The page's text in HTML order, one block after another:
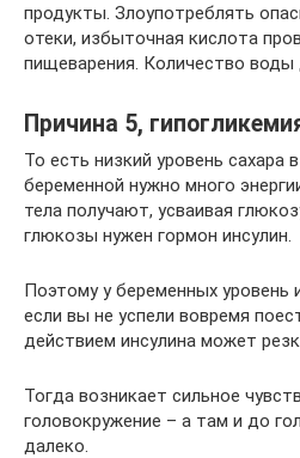
продукты. Злоупотреблять
отеки, избыточная кислота
пищеварения. Количество воды
Причина 5,
То есть низкий уровень сахара
беременной нужно много
тела получают, усваивая
глюкозы нужен гормон инсулин.
Поэтому у беременных уровень
если вы не успели вовремя
действием инсулина может
Тогда возникает сильное
головокружение – а там и до
далеко.